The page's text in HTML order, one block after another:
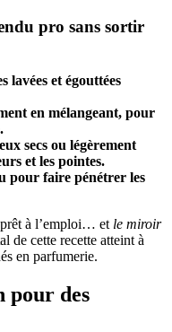
pro sans sortir
lavées et égouttées
en mélangeant, pour
secs ou légèrement
et les pointes.
pour faire pénétrer les
à l’emploi… et le miroir
de cette recette atteint à
en parfumerie.
pour des